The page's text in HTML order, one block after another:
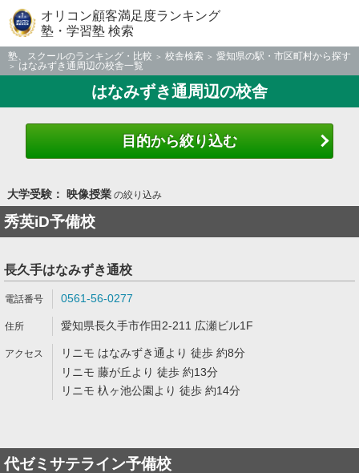
オリコン顧客満足度ランキング
塾・学習塾 検索
塾、スクールのランキング・比較 校舎検索
愛知県の駅・市区町村から探す
はなみずき通周辺の校舎一覧
はなみずき通周辺の校舎
目的から絞り込む
大学受験： 映像授業の絞り込み
秀英iD予備校
長久手はなみずき通校
0561-56-0277
愛知県長久手市作田2-211 広瀬ビル1F
リニモ はなみずき通より 徒歩 約8分
リニモ 藤が丘より 徒歩 約13分
リニモ 杁ヶ池公園より 徒歩 約14分
代ゼミサテライン予備校